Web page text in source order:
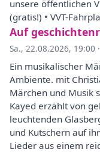
unsere öffentlichen
(gratis!) • VVT-
Auf
Sa., 22.08.2026, 19:00 ·
Ein musikalischer
Ambiente. mit
Märchen und Musik
Kayed erzählt von
leuchtenden
und Kutschern auf
Lieder aus einem